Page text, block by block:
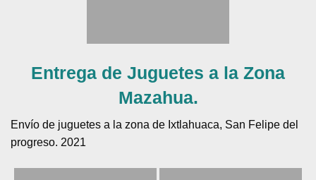
Entrega de Juguetes a la Zona
Mazahua.
Envío de juguetes a la zona de Ixtlahuaca, San Felipe del
progreso. 2021